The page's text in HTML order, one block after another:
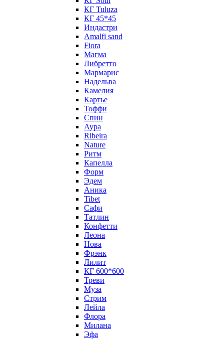
КГ Tuluza
КГ 45*45
Индастри
Amalfi sand
Fiora
Магма
Либретто
Мармарис
Надельва
Камелия
Картье
Тоффи
Спин
Аура
Ribeira
Nature
Ритм
Капелла
Форм
Эдем
Аника
Tibet
Сафи
Татлин
Конфетти
Леона
Нова
Фрэнк
Лилит
КГ 600*600
Треви
Муза
Стрим
Лейла
Флора
Милана
Эфа